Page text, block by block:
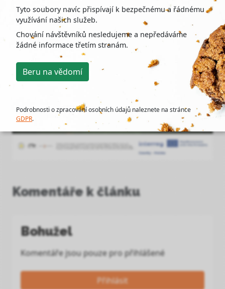
Tyto soubory navíc přispívají k bezpečnému a řádnému
využívání našich služeb.
Chování návštěvníků nesledujeme a nepředáváme
žádné informace třetím stranám.
Beru na vědomí
Podrobnosti o zpracování osobních údajů naleznete na stránce
GDPR.
Komentáře k článku
Bohužel
Komentáře jsou pouze pro přihlášené
Přihlásit